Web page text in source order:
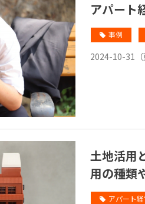
アパート
事例
2024-10-31
土地活用
用の種類
アパート